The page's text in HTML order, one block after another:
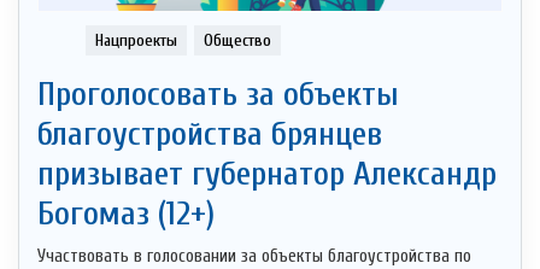
Нацпроекты Общество
Проголосовать за объекты
благоустройства брянцев
призывает губернатор Александр
Богомаз (12+)
Участвовать в голосовании за объекты благоустройства по